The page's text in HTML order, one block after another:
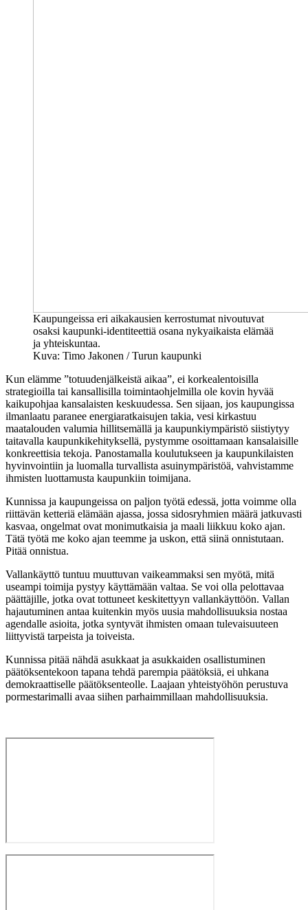
Kaupungeissa eri aikakausien kerrostumat nivoutuvat
osaksi kaupunki-identiteettiä osana nykyaikaista elämää
ja yhteiskuntaa.
Kuva: Timo Jakonen / Turun kaupunki
Kun elämme ”totuudenjälkeistä aikaa”, ei korkealentoisilla
strategioilla tai kansallisilla toimintaohjelmilla ole kovin hyvää
kaikupohjaa kansalaisten keskuudessa. Sen sijaan, jos kaupungissa
ilmanlaatu paranee energiaratkaisujen takia, vesi kirkastuu
maatalouden valumia hillitsemällä ja kaupunkiympäristö siistiytyy
taitavalla kaupunkikehityksellä, pystymme osoittamaan kansalaisille
konkreettisia tekoja. Panostamalla koulutukseen ja kaupunkilaisten
hyvinvointiin ja luomalla turvallista asuinympäristöä, vahvistamme
ihmisten luottamusta kaupunkiin toimijana.
Kunnissa ja kaupungeissa on paljon työtä edessä, jotta voimme olla
riittävän ketteriä elämään ajassa, jossa sidosryhmien määrä jatkuvasti
kasvaa, ongelmat ovat monimutkaisia ja maali liikkuu koko ajan.
Tätä työtä me koko ajan teemme ja uskon, että siinä onnistutaan.
Pitää onnistua.
Vallankäyttö tuntuu muuttuvan vaikeammaksi sen myötä, mitä
useampi toimija pystyy käyttämään valtaa. Se voi olla pelottavaa
päättäjille, jotka ovat tottuneet keskitettyyn vallankäyttöön. Vallan
hajautuminen antaa kuitenkin myös uusia mahdollisuuksia nostaa
agendalle asioita, jotka syntyvät ihmisten omaan tulevaisuuteen
liittyvistä tarpeista ja toiveista.
Kunnissa pitää nähdä asukkaat ja asukkaiden osallistuminen
päätöksentekoon tapana tehdä parempia päätöksiä, ei uhkana
demokraattiselle päätöksenteolle. Laajaan yhteistyöhön perustuva
pormestarimalli avaa siihen parhaimmillaan mahdollisuuksia.